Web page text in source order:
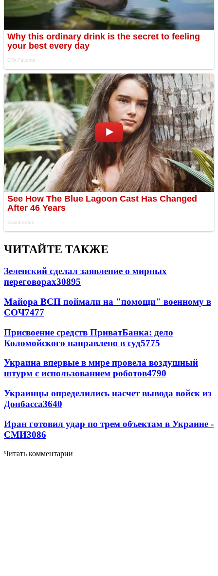
ЧИТАЙТЕ ТАКЖЕ
Зеленский сделал заявление о мирных
переговорах30895
Майора ВСП поймали на "помощи" военному в
СОЧ7477
Присвоение средств ПриватБанка: дело
Коломойского направлено в суд5775
Украина впервые в мире провела воздушный
штурм с использованием роботов4790
Украинцы определились насчет вывода войск из
Донбасса3640
Иран готовил удар по трем объектам в Украине -
СМИ3086
Читать комментарии